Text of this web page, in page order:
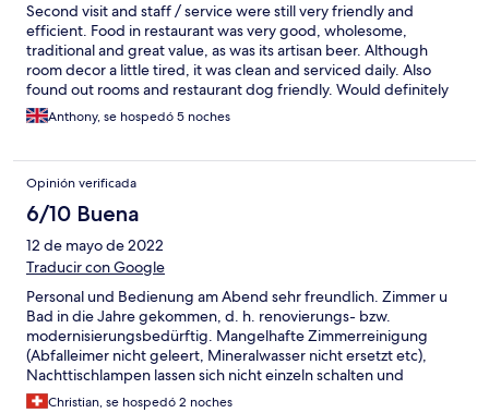
Second visit and staff / service were still very friendly and
efficient. Food in restaurant was very good, wholesome,
traditional and great value, as was its artisan beer. Although
room decor a little tired, it was clean and serviced daily. Also
found out rooms and restaurant dog friendly. Would definitely
book again if staying in the area.
Anthony, se hospedó 5 noches
Opinión verificada
6/10 Buena
12 de mayo de 2022
Traducir con Google
Personal und Bedienung am Abend sehr freundlich. Zimmer u
Bad in die Jahre gekommen, d. h. renovierungs- bzw.
modernisierungsbedürftig. Mangelhafte Zimmerreinigung
(Abfalleimer nicht geleert, Mineralwasser nicht ersetzt etc),
Nachttischlampen lassen sich nicht einzeln schalten und
Wandlampe defekt.
Christian, se hospedó 2 noches